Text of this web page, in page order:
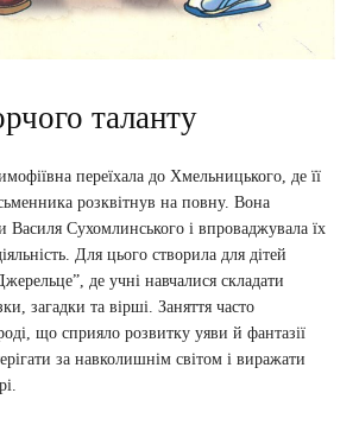
таланту
переїхала до Хмельницького, де її
розквітнув на повну. Вона
Василя Сухомлинського і впроваджувала їх
Для цього створила для дітей
де учні навчалися складати
загадки та вірші. Заняття часто
що сприяло розвитку уяви й фантазії
за навколишнім світом і виражати